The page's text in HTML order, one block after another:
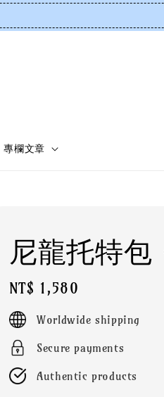
專欄文章
尼龍托特包
Regular
price
NT$ 1,580
Worldwide shipping
Secure payments
Authentic products